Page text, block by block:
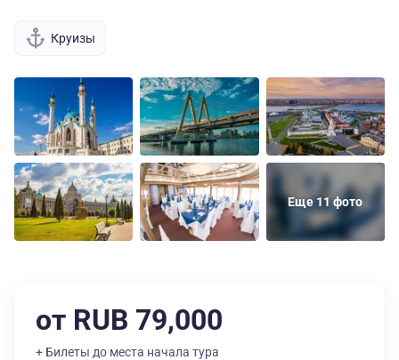
Круизы
Еще 11 фото
от RUB 79,000
+ Билеты до места начала тура